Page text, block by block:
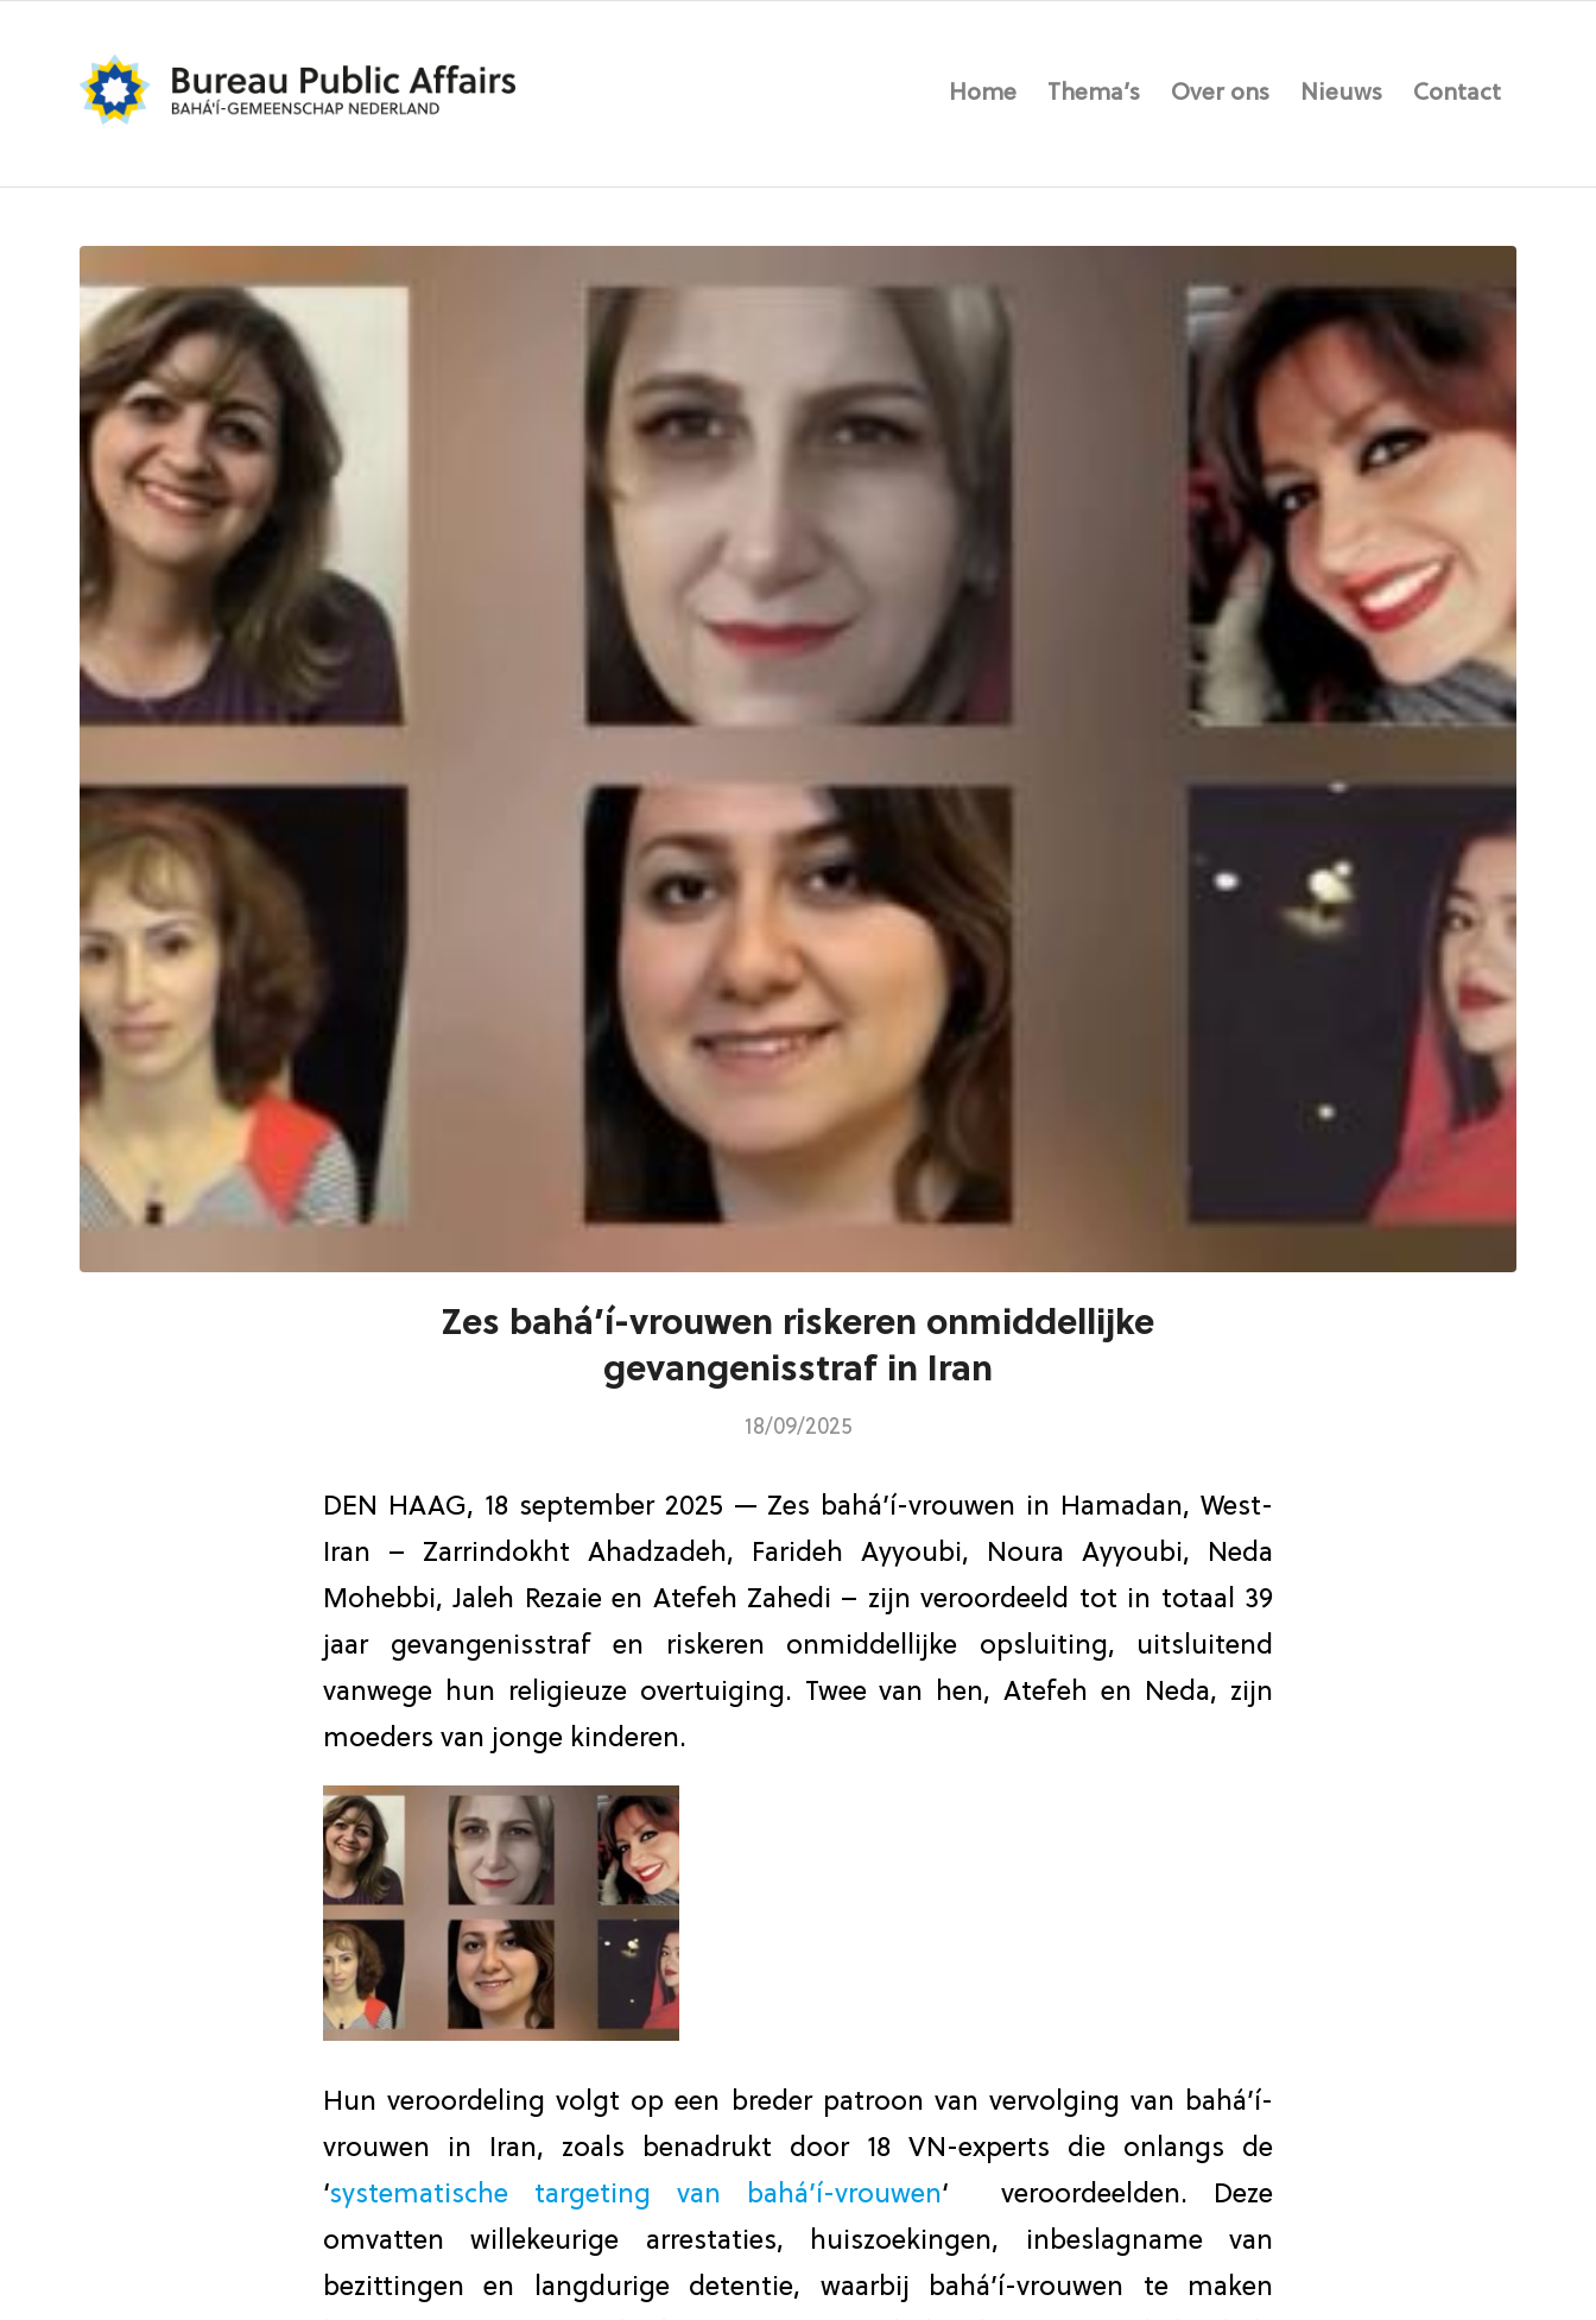
Home Thema’s Over ons Nieuws Contact
Zes bahá’í-vrouwen riskeren onmiddellijke
gevangenisstraf in Iran
18/09/2025
DEN HAAG, 18 september 2025 — Zes bahá’í-vrouwen in Hamadan, West-
Iran – Zarrindokht Ahadzadeh, Farideh Ayyoubi, Noura Ayyoubi, Neda
Mohebbi, Jaleh Rezaie en Atefeh Zahedi – zijn veroordeeld tot in totaal 39
jaar gevangenisstraf en riskeren onmiddellijke opsluiting, uitsluitend
vanwege hun religieuze overtuiging. Twee van hen, Atefeh en Neda, zijn
moeders van jonge kinderen.
Hun veroordeling volgt op een breder patroon van vervolging van bahá’í-
vrouwen in Iran, zoals benadrukt door 18 VN-experts die onlangs de
‘systematische targeting van bahá’í-vrouwen‘ veroordeelden. Deze
omvatten willekeurige arrestaties, huiszoekingen, inbeslagname van
bezittingen en langdurige detentie, waarbij bahá’í-vrouwen te maken